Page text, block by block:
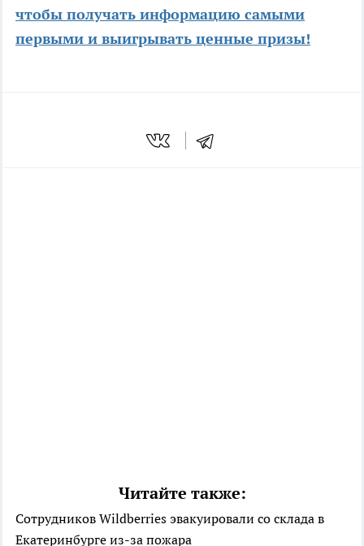
чтобы получать информацию самыми
первыми и выигрывать ценные призы!
Читайте также:
Сотрудников Wildberries эвакуировали со склада в
Екатеринбурге из-за пожара